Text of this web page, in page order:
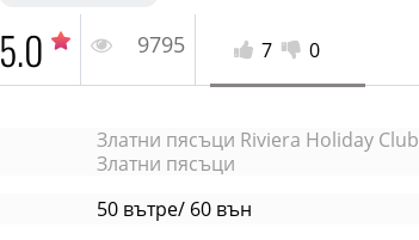
5.0 9795 7 0
Златни пясъци Riviera Holiday Club
Златни пясъци
50 вътре/ 60 вън